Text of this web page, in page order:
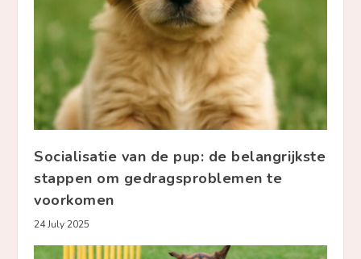
Socialisatie van de pup: de belangrijkste
stappen om gedragsproblemen te
voorkomen
24 July 2025